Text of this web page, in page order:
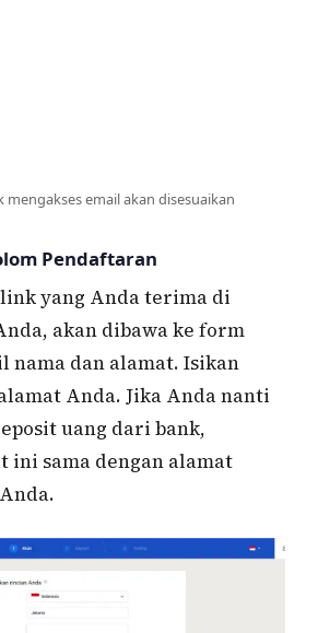
email akan disesuaikan
Pendaftaran
yang Anda terima di
akan dibawa ke form
nama dan alamat. Isikan
Anda. Jika Anda nanti
uang dari bank,
ini sama dengan alamat